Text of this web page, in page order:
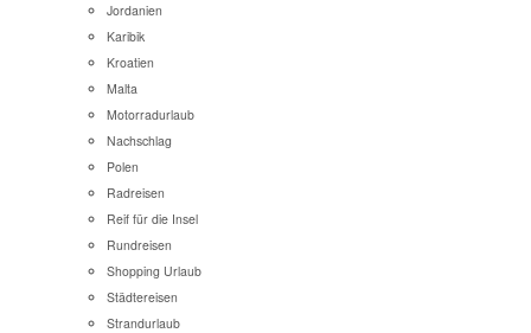
Jordanien
Karibik
Kroatien
Malta
Motorradurlaub
Nachschlag
Polen
Radreisen
Reif für die Insel
Rundreisen
Shopping Urlaub
Städtereisen
Strandurlaub